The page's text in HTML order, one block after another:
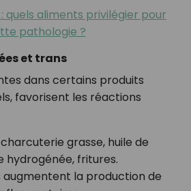
quels aliments privilégier pour
pathologie ?
et trans
dans certains produits
favorisent les réactions
grasse, huile de
hydrogénée, fritures.
augmentent la production de